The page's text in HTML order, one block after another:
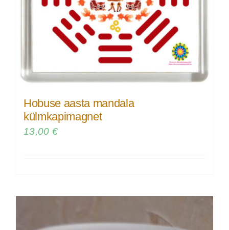
Hobuse aasta mandala
külmkapimagnet
13,00 €